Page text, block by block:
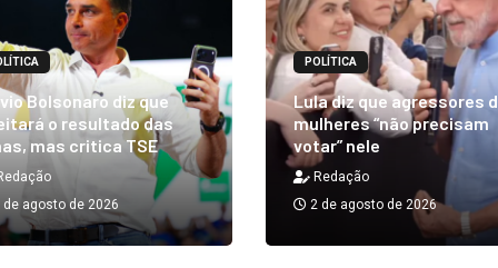
Bolsonaro diz que
o resultado das
mas critica TSE
de agosto de 2026
POLÍTICA
Lula diz que agressores
mulheres “não precisam
votar” nele
Redação
2 de agosto de 2026